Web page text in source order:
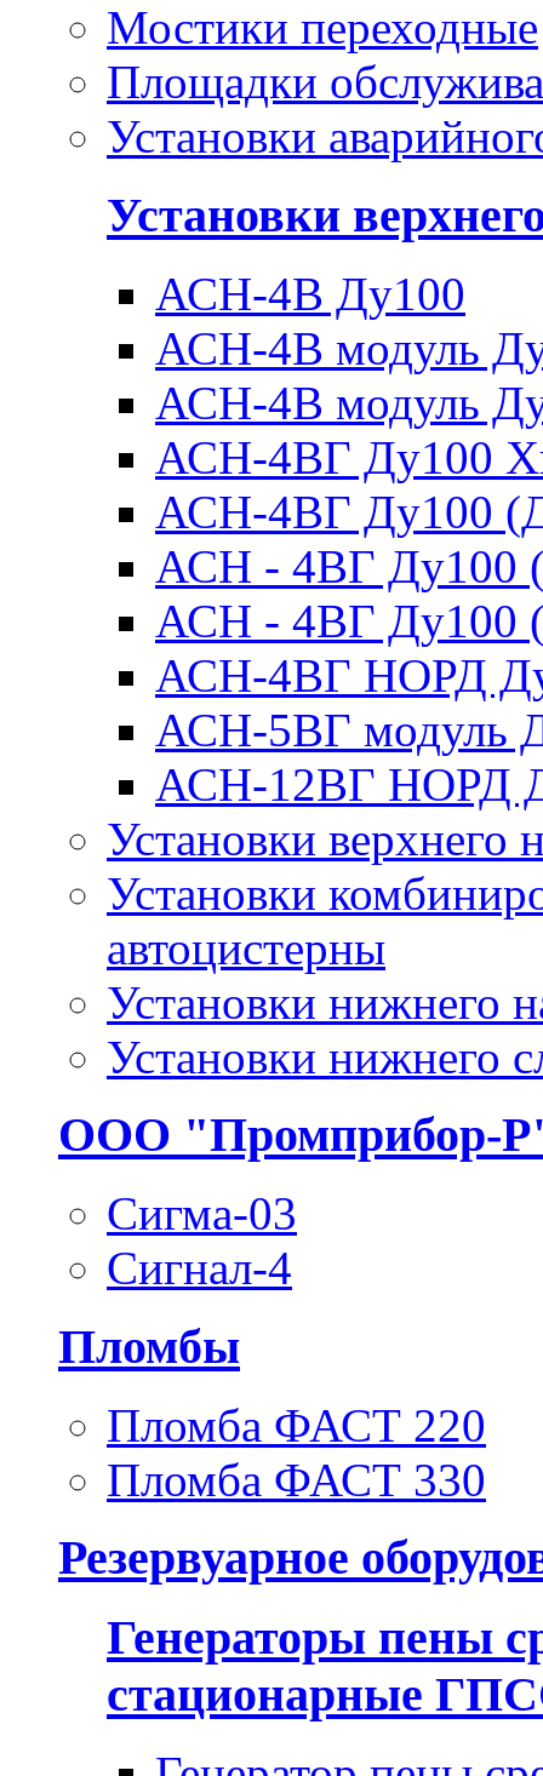
Мостики переходные
Площадки
Установки
Установки
АСН-4В Ду100
АСН-4В модуль
АСН-4В модуль
АСН-4ВГ Ду100
АСН-4ВГ Ду100
АСН - 4ВГ Ду100
АСН - 4ВГ Ду100
АСН-4ВГ НОРД
АСН-5ВГ модуль
АСН-12ВГ НОРД
Установки верхнего
Установки
автоцистерны
Установки нижнего
Установки нижнего
ООО "Промприбор-
Сигма-03
Сигнал-4
Пломбы
Пломба ФАСТ 220
Пломба ФАСТ 330
Резервуарное
Генераторы пены
стационарные